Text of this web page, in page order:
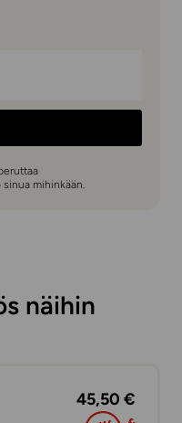
mihinkään.
näihin
45,50 €